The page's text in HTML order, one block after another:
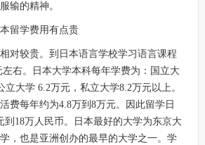
输的精神。
学费用有点贵
较贵。到日本语言学校学习语言课程
左右。日本大学本科每年学费为：国立大
立大学 6.2万元，私立大学8.2万元以上。
费每年约为4.8万到8万元。因此留学日
到18万人民币。日本最好的大学为东京大
，也是亚洲创办的最早的大学之一。学